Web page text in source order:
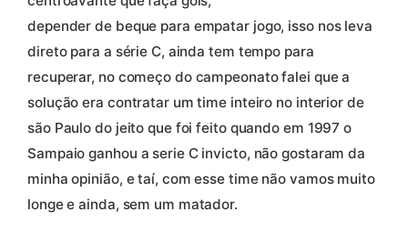
depender de beque para empatar jogo, isso nos leva
direto para a série C, ainda tem tempo para
recuperar, no começo do campeonato falei que a
solução era contratar um time inteiro no interior de
são Paulo do jeito que foi feito quando em 1997 o
Sampaio ganhou a serie C invicto, não gostaram da
minha opinião, e taí, com esse time não vamos muito
longe e ainda, sem um matador.